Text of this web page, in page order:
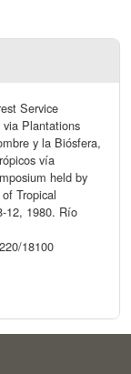
Service
Plantations
y la Biósfera,
vía
held by
Tropical
12, 1980. Río
18100